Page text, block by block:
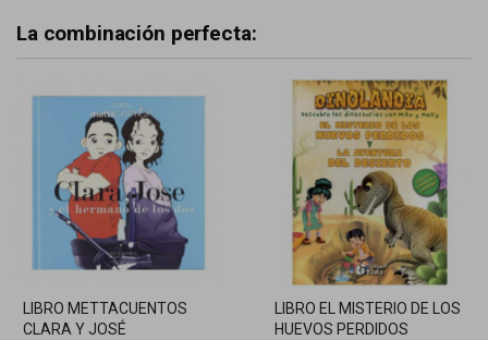
La combinación perfecta:
LIBRO METTACUENTOS
CLARA Y JOSÉ
LIBRO EL MISTERIO DE LOS
HUEVOS PERDIDOS